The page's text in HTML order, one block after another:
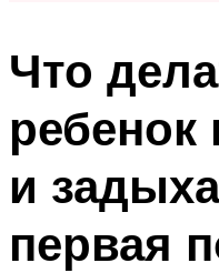
Что
ребенок
и
первая